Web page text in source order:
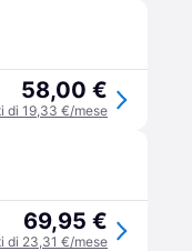
58,00 €
di 19,33 €/mese
69,95 €
di 23,31 €/mese